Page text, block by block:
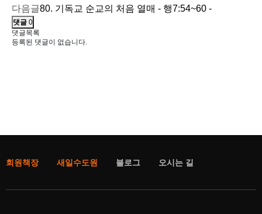
다음글
80. 기독교 순교의 처음 열매 - 행7:54~60 -
댓글 0
댓글목록
등록된 댓글이 없습니다.
회원책장 새일수도원 블로그 오시는 길